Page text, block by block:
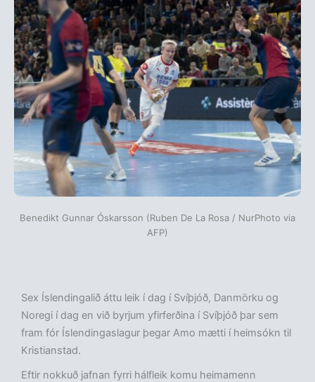
Benedikt Gunnar Óskarsson (Ruben De La Rosa / NurPhoto via
AFP)
Sex Íslendingalið áttu leik í dag í Svíþjóð, Danmörku og
Noregi í dag en við byrjum yfirferðina í Svíþjóð þar sem
fram fór Íslendingaslagur þegar Amo mætti í heimsókn til
Kristianstad.
Eftir nokkuð jafnan fyrri hálfleik komu heimamenn